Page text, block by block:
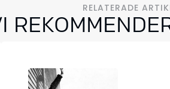
RELATERADE